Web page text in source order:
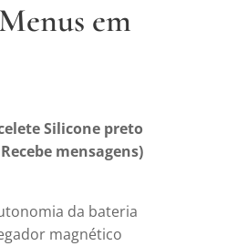
em
Silicone preto
mensagens)
da bateria
magnético